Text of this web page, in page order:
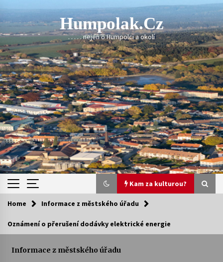
content
Humpolak.cz
. . . . . nejen o Humpolci a okolí
Kam za kulturou?
Kam za kulturou?
Sukuba Ensemble
Home Informace z městského úřadu
Oznámení o přerušení dodávky elektrické energie
Informace z městského úřadu